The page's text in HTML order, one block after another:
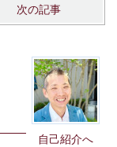
次の記事
自己紹介へ